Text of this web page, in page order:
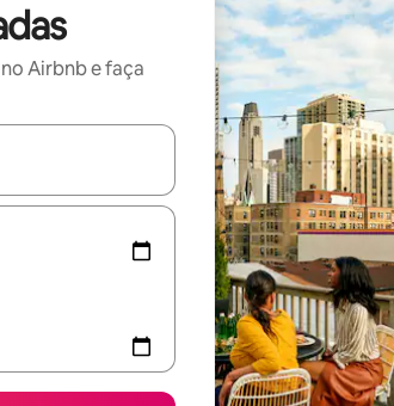
Airbnb e faça
disponíveis, explore-os usando as seta para